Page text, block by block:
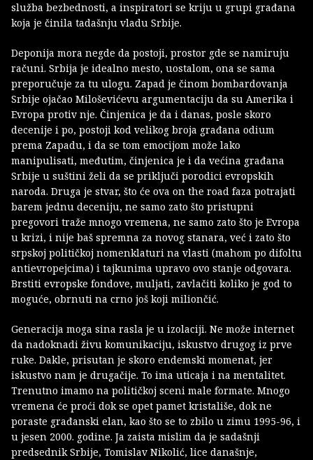
služba bezbednosti, a inspiratori se kriju u grupi građana
koja je činila tadašnju vladu Srbije.
Deponija mora negde da postoji, prostor gde se namiruju
računi. Srbija je idealno mesto, uostalom, ona se sama
preporučuje za tu ulogu. Zapad je činom bombardovanja
Srbije ojačao Miloševićevu argumentaciju da su Amerika i
Evropa protiv nje. Činjenica je da i danas, posle skoro
decenije i po, postoji kod velikog broja građana odium
prema Zapadu, i da se tom emocijom može lako
manipulisati, međutim, činjenica je i da većina građana
Srbije u suštini želi da se priključi porodici evropskih
naroda. Druga je stvar, što će ova on the road faza potrajati
barem jednu deceniju, ne samo zato što pristupni
pregovori traže mnogo vremena, ne samo zato što je Evropa
u krizi, i nije baš spremna za novog stanara, već i zato što
srpskoj političkoj nomenklaturi na vlasti (mahom po difoltu
antievropejcima) i tajkunima upravo ovo stanje odgovara.
Brstiti evropske fondove, muljati, zavlačiti koliko je god to
moguće, obrnuti na crno još koji miliončić.
Generacija moga sina rasla je u izolaciji. Ne može internet
da nadoknadi živu komunikaciju, iskustvo drugog iz prve
ruke. Dakle, prisutan je skoro endemski momenat, jer
iskustvo nam je drugačije. To ima uticaja i na mentalitet.
Trenutno imamo na političkoj sceni male formate. Mnogo
vremena će proći dok se opet pamet kristališe, dok ne
poraste građanski elan, kao što se to zbilo u zimu 1995-96, i
u jesen 2000. godine. Ja zaista mislim da je sadašnji
predsednik Srbije, Tomislav Nikolić, lice današnje,